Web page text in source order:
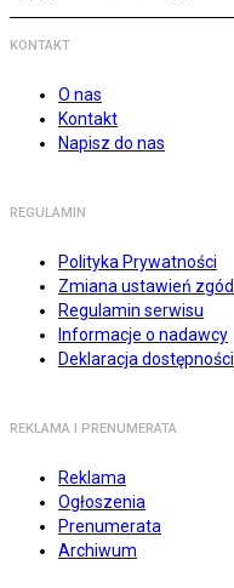
KONTAKT
O nas
Kontakt
Napisz do nas
REGULAMIN
Polityka Prywatności
Zmiana ustawień zgód
Regulamin serwisu
Informacje o nadawcy
Deklaracja dostępności
REKLAMA I PRENUMERATA
Reklama
Ogłoszenia
Prenumerata
Archiwum